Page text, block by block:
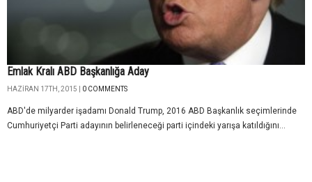
Emlak Kralı ABD Başkanlığa Aday
HAZIRAN 17TH, 2015 | 0 COMMENTS
ABD'de milyarder işadamı Donald Trump, 2016 ABD Başkanlık seçimlerinde
Cumhuriyetçi Parti adayının belirleneceği parti içindeki yarışa katıldığını...